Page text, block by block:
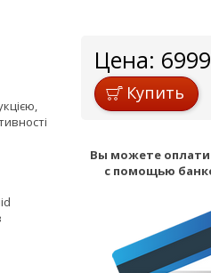
Цена: 6999
Купить
Вы можете
с помощью